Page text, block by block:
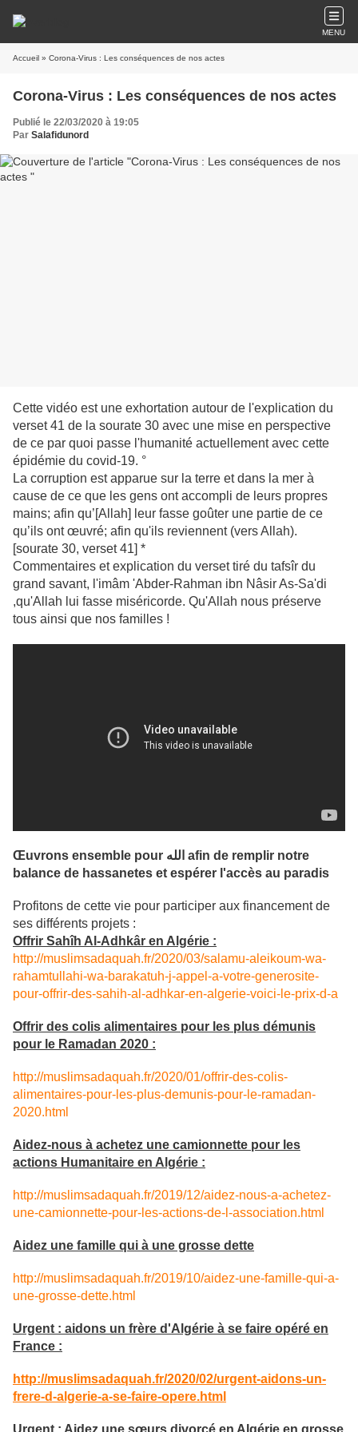
MENU
Accueil » Corona-Virus : Les conséquences de nos actes
Corona-Virus : Les conséquences de nos actes
Publié le 22/03/2020 à 19:05
Par Salafidunord
Cette vidéo est une exhortation autour de l'explication du
verset 41 de la sourate 30 avec une mise en perspective
de ce par quoi passe l'humanité actuellement avec cette
épidémie du covid-19. °
La corruption est apparue sur la terre et dans la mer à
cause de ce que les gens ont accompli de leurs propres
mains; afin qu’[Allah] leur fasse goûter une partie de ce
qu’ils ont œuvré; afin qu'ils reviennent (vers Allah).
[sourate 30, verset 41] *
Commentaires et explication du verset tiré du tafsîr du
grand savant, l'imâm 'Abder-Rahman ibn Nâsir As-Sa'di
,qu'Allah lui fasse miséricorde. Qu'Allah nous préserve
tous ainsi que nos familles !
Œuvrons ensemble pour الله afin de remplir notre
balance de hassanetes et espérer l'accès au paradis
Profitons de cette vie pour participer aux financement de
ses différents projets :
Offrir Sahîh Al-Adhkâr en Algérie :
http://muslimsadaquah.fr/2020/03/salamu-aleikoum-wa-
rahamtullahi-wa-barakatuh-j-appel-a-votre-generosite-
pour-offrir-des-sahih-al-adhkar-en-algerie-voici-le-prix-d-a
Offrir des colis alimentaires pour les plus démunis
pour le Ramadan 2020 :
http://muslimsadaquah.fr/2020/01/offrir-des-colis-
alimentaires-pour-les-plus-demunis-pour-le-ramadan-
2020.html
Aidez-nous à achetez une camionnette pour les
actions Humanitaire en Algérie :
http://muslimsadaquah.fr/2019/12/aidez-nous-a-achetez-
une-camionnette-pour-les-actions-de-l-association.html
Aidez une famille qui à une grosse dette
http://muslimsadaquah.fr/2019/10/aidez-une-famille-qui-a-
une-grosse-dette.html
Urgent : aidons un frère d'Algérie à se faire opéré en
France :
http://muslimsadaquah.fr/2020/02/urgent-aidons-un-
frere-d-algerie-a-se-faire-opere.html